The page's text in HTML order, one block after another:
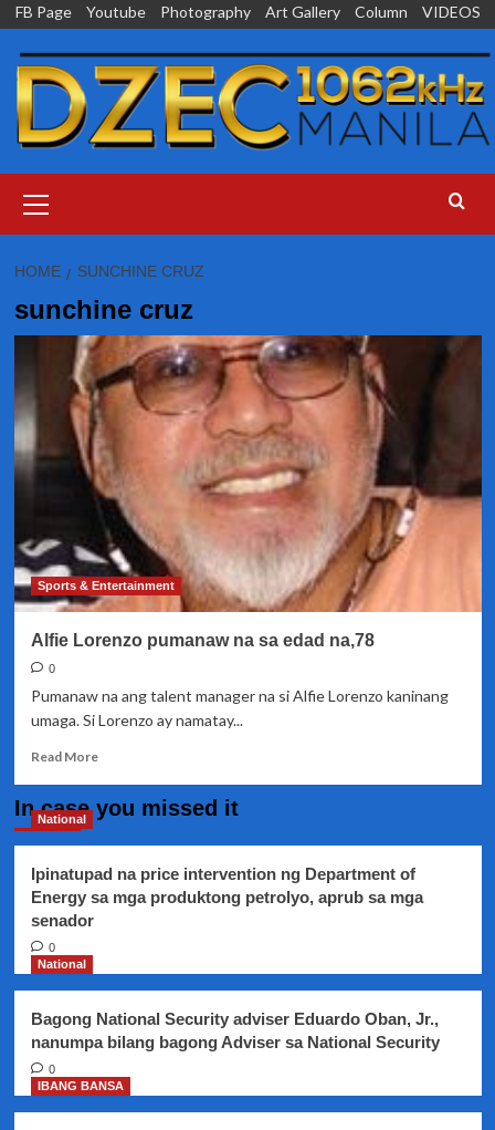
Skip
content
FB Page Youtube Photography Art Gallery Column VIDEOS
Menu
HOME SUNCHINE CRUZ
sunchine cruz
Sports & Entertainment
Alfie Lorenzo pumanaw na sa edad na,78
0
Pumanaw na ang talent manager na si Alfie Lorenzo kaninang
umaga. Si Lorenzo ay namatay...
Read MoreRead
Alfie
na
sa
In case you missed it
National
Ipinatupad na price intervention ng Department of
Energy sa mga produktong petrolyo, aprub sa mga
senador
0
National
Bagong National Security adviser Eduardo Oban, Jr.,
nanumpa bilang bagong Adviser sa National Security
0
IBANG BANSA